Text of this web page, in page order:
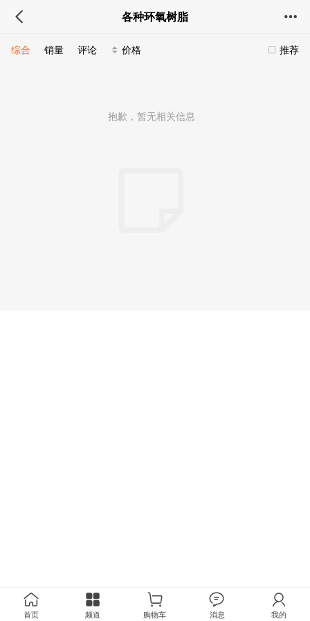
各种环氧树脂
推荐
综合 销量 评论 价格
抱歉，暂无相关信息
首页 频道 购物车 消息 我的